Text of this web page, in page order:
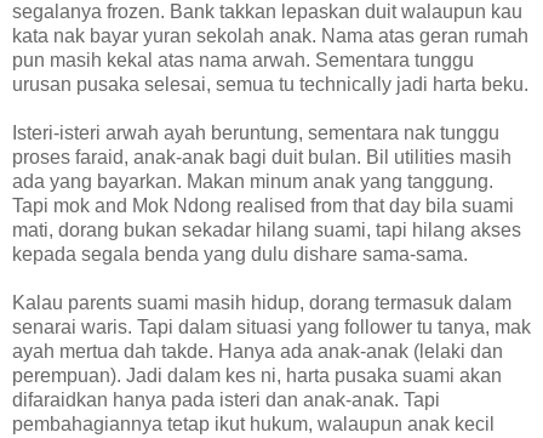
segalanya frozen. Bank takkan lepaskan duit walaupun kau
kata nak bayar yuran sekolah anak. Nama atas geran rumah
pun masih kekal atas nama arwah. Sementara tunggu
urusan pusaka selesai, semua tu technically jadi harta beku.
Isteri-isteri arwah ayah beruntung, sementara nak tunggu
proses faraid, anak-anak bagi duit bulan. Bil utilities masih
ada yang bayarkan. Makan minum anak yang tanggung.
Tapi mok and Mok Ndong realised from that day bila suami
mati, dorang bukan sekadar hilang suami, tapi hilang akses
kepada segala benda yang dulu dishare sama-sama.
Kalau parents suami masih hidup, dorang termasuk dalam
senarai waris. Tapi dalam situasi yang follower tu tanya, mak
ayah mertua dah takde. Hanya ada anak-anak (lelaki dan
perempuan). Jadi dalam kes ni, harta pusaka suami akan
difaraidkan hanya pada isteri dan anak-anak. Tapi
pembahagiannya tetap ikut hukum, walaupun anak kecil